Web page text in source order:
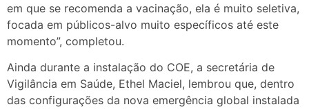
em que se recomenda a vacinação, ela é muito seletiva,
focada em públicos-alvo muito específicos até este
momento”, completou.
Ainda durante a instalação do COE, a secretária de
Vigilância em Saúde, Ethel Maciel, lembrou que, dentro
das configurações da nova emergência global instalada